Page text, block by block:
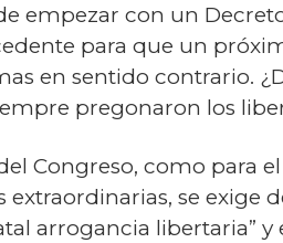
empezar con un
para que un
en sentido contrario.
pregonaron los
Congreso, como para
se exige
arrogancia libertaria”